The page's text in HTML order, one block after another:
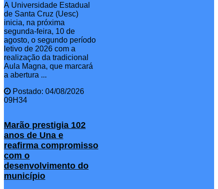
A Universidade Estadual
de Santa Cruz (Uesc)
inicia, na próxima
segunda-feira, 10 de
agosto, o segundo período
letivo de 2026 com a
realização da tradicional
Aula Magna, que marcará
a abertura ...
Postado: 04/08/2026
09H34
Marão prestigia 102
anos de Una e
reafirma compromisso
com o
desenvolvimento do
município